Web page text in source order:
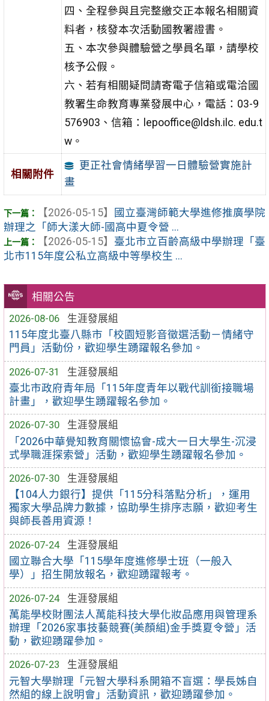
相關公告
2026-08-06
生涯發展組
115年度北臺八縣市「校園短影音徵選活動－情緒守
門員」活動份，歡迎學生踴躍報名參加。
2026-07-31
生涯發展組
臺北市政府青年局「115年度青年以戰代訓銜接職場
計畫」，歡迎學生踴躍報名參加。
2026-07-30
生涯發展組
「2026中華覺知教育關懷協會-成大一日大學生-沉浸
式學職涯探索營」活動，歡迎學生踴躍報名參加。
2026-07-30
生涯發展組
【104人力銀行】提供「115分科落點分析」，運用
獨家大學品牌力數據，協助學生排序志願，歡迎考生
與師長善用資源！
2026-07-24
生涯發展組
國立聯合大學「115學年度進修學士班（一般入
學）」招生開放報名，歡迎踴躍報考。
2026-07-24
生涯發展組
萬能學校財團法人萬能科技大學化妝品應用與管理系
辦理「2026家事技藝競賽(美顏組)金手獎夏令營」活
動，歡迎踴躍參加。
2026-07-23
生涯發展組
元智大學辦理「元智大學科系開箱不盲選：學長姊自
然組的線上說明會」活動資訊，歡迎踴躍參加。
四、全程參與且完整繳交正本報名相關資
料者，核發本次活動國教署證書。
五、本次參與體驗營之學員名單，請學校
核予公假。
六、若有相關疑問請寄電子信箱或電洽國
教署生命教育專業發展中心，電話：03-9
576903、信箱：lepooffice@ldsh.ilc. edu.t
w。
相關附件
更正社會情緒學習一日體驗營實施計
畫
【2026-05-15】
國立臺灣師範大學進修推廣學院
辦理之「師大漾大師-國高中夏令營 ...
【2026-05-15】 臺北市立百齡高級中學辦理「臺
北市115年度公私立高級中等學校生 ...